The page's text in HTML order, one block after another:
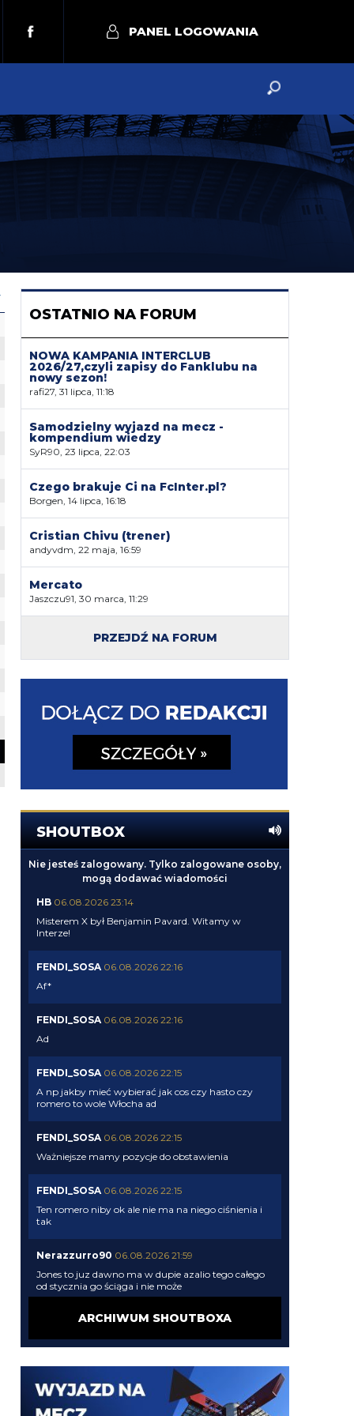
PANEL LOGOWANIA
OSTATNIO NA FORUM
NOWA KAMPANIA INTERCLUB
2026/27,czyli zapisy do Fanklubu na
nowy sezon!
rafi27, 31 lipca, 11:18
Samodzielny wyjazd na mecz -
kompendium wiedzy
SyR90, 23 lipca, 22:03
Czego brakuje Ci na FcInter.pl?
Borgen, 14 lipca, 16:18
Cristian Chivu (trener)
andyvdm, 22 maja, 16:59
Mercato
Jaszczu91, 30 marca, 11:29
PRZEJDŹ NA FORUM
SHOUTBOX
Nie jesteś zalogowany. Tylko zalogowane osoby,
mogą dodawać wiadomości
HB 06.08.2026 23:14
Misterem X był Benjamin Pavard. Witamy w
Interze!
FENDI_SOSA 06.08.2026 22:16
Af*
FENDI_SOSA 06.08.2026 22:16
Ad
FENDI_SOSA 06.08.2026 22:15
A np jakby mieć wybierać jak cos czy hasto czy
romero to wole Włocha ad
FENDI_SOSA 06.08.2026 22:15
Ważniejsze mamy pozycje do obstawienia
FENDI_SOSA 06.08.2026 22:15
Ten romero niby ok ale nie ma na niego ciśnienia i
tak
Nerazzurro90 06.08.2026 21:59
Jones to juz dawno ma w dupie azalio tego całego
od stycznia go ściąga i nie może
chonciak 06.08.2026 21:55
Odejdzie Pavard to przyjdzie romero. Odejdzie
asslani i frattesi to może przyjdzie curtis jones
chonciak 06.08.2026 21:54
Rebelde jaki plac budowy ?XD Nikt budowy nie
ARCHIWUM SHOUTBOXA